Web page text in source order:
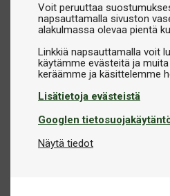
Voit peruuttaa
napsauttamalla sivuston
alakulmassa olevaa pientä
Linkkiä napsauttamalla voit
käytämme evästeitä ja
Lisätietoja evästeistä
Googlen
Näytä tiedot